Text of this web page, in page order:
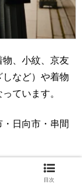
、小紋、京友
など）や着物
ています。
日向市・串間
、小紋、京友
目次